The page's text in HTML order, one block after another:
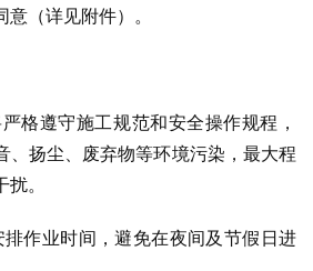
（详见附件）。
格遵守施工规范和安全操作规程，
、扬尘、废弃物等环境污染，最大程
。
作业时间，避免在夜间及节假日进